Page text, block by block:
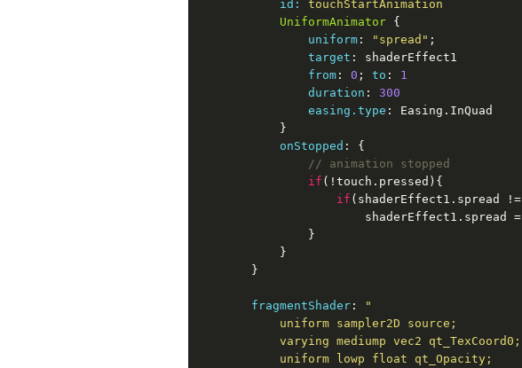
id:
touchStartAnimation
UniformAnimator {
uniform: "spread" ;
target : shaderEffect1
from: 0 ; to : 1
duration : 300
easing.type : Easing.InQuad
            }
onStopped : {
// animation stopped
if (!touch.pressed){
if (shaderEffect1.spread !=
                        shaderEffect1.spread =
                }
            }
        }
fragmentShader:
"
            uniform sampler2D source;
            varying mediump vec2 qt_TexCoord0;
            uniform lowp float qt_Opacity;